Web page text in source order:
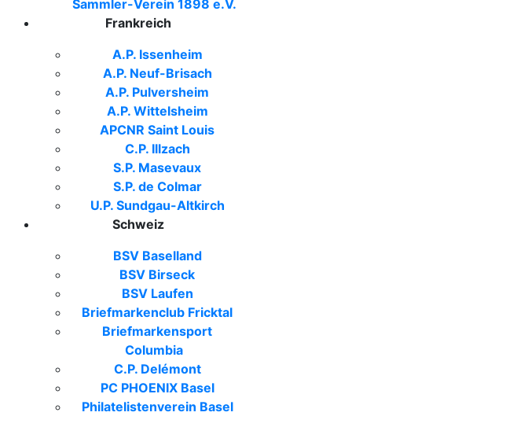
Sammler-Verein 1898 e.V.
Frankreich
A.P. Issenheim
A.P. Neuf-Brisach
A.P. Pulversheim
A.P. Wittelsheim
APCNR Saint Louis
C.P. Illzach
S.P. Masevaux
S.P. de Colmar
U.P. Sundgau-Altkirch
Schweiz
BSV Baselland
BSV Birseck
BSV Laufen
Briefmarkenclub Fricktal
Briefmarkensport
Columbia
C.P. Delémont
PC PHOENIX Basel
Philatelistenverein Basel